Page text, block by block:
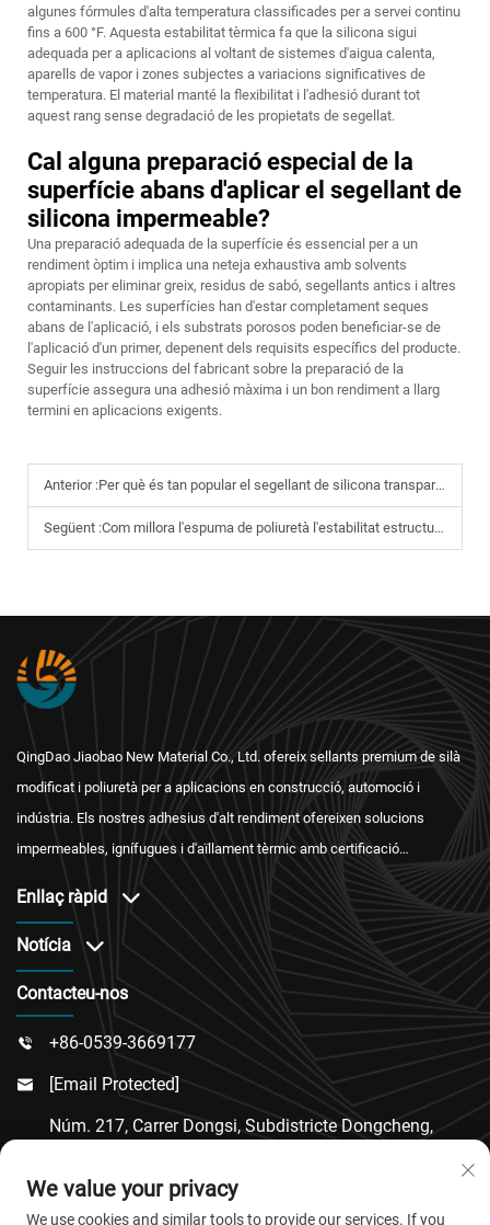
algunes fórmules d'alta temperatura classificades per a servei continu
fins a 600 °F. Aquesta estabilitat tèrmica fa que la silicona sigui
adequada per a aplicacions al voltant de sistemes d'aigua calenta,
aparells de vapor i zones subjectes a variacions significatives de
temperatura. El material manté la flexibilitat i l'adhesió durant tot
aquest rang sense degradació de les propietats de segellat.
Cal alguna preparació especial de la
superfície abans d'aplicar el segellant de
silicona impermeable?
Una preparació adequada de la superfície és essencial per a un
rendiment òptim i implica una neteja exhaustiva amb solvents
apropiats per eliminar greix, residus de sabó, segellants antics i altres
contaminants. Les superfícies han d'estar completament seques
abans de l'aplicació, i els substrats porosos poden beneficiar-se de
l'aplicació d'un primer, depenent dels requisits específics del producte.
Seguir les instruccions del fabricant sobre la preparació de la
superfície assegura una adhesió màxima i un bon rendiment a llarg
termini en aplicacions exigents.
Anterior :Per què és tan popular el segellant de silicona transparent en projectes de reforma domèstica?
Següent :Com millora l'espuma de poliuretà l'estabilitat estructural en edificis?
QingDao Jiaobao New Material Co., Ltd. ofereix sellants premium de silà
modificat i poliuretà per a aplicacions en construcció, automoció i
indústria. Els nostres adhesius d'alt rendiment ofereixen solucions
impermeables, ignífugues i d'aïllament tèrmic amb certificació
Enllaç ràpid
Notícia
Contacteu-nos
 +86-0539-3669177
 [email Protected]
Núm. 217, Carrer Dongsi, Subdistricte Dongcheng,
Shandong
We value your privacy
We use cookies and similar tools to provide our services. If you